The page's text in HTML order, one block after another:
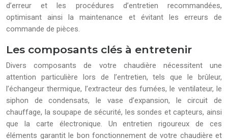
d’erreur et les procédures d’entretien recommandées,
optimisant ainsi la maintenance et évitant les erreurs de
commande de pièces.
Les composants clés à entretenir
Divers composants de votre chaudière nécessitent une
attention particulière lors de l’entretien, tels que le brûleur,
l’échangeur thermique, l’extracteur des fumées, le ventilateur, le
siphon de condensats, le vase d’expansion, le circuit de
chauffage, la soupape de sécurité, les sondes et capteurs, ainsi
que la carte électronique. Un entretien rigoureux de ces
éléments garantit le bon fonctionnement de votre chaudière et